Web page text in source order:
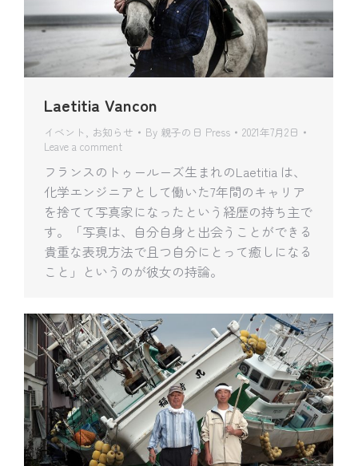
Laetitia Vancon
イベント お知らせ By 親子の日 Press
2021年7月2日
Leave a comment
フランスのトゥールーズ生まれのLaetitia は、
化学エンジニアとして働いた7年間のキャリア
を捨てて写真家になったという経歴の持ち主で
す。「写真は、自分自身と出会うことができる
貴重な表現方法で且つ自分にとって癒しになる
こと」というのが彼女の持論。